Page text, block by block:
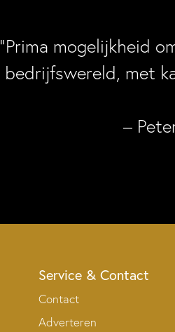
“Prima mogelijkheid
bedrijfswereld, met
–
Service & Contact
Contact
Adverteren